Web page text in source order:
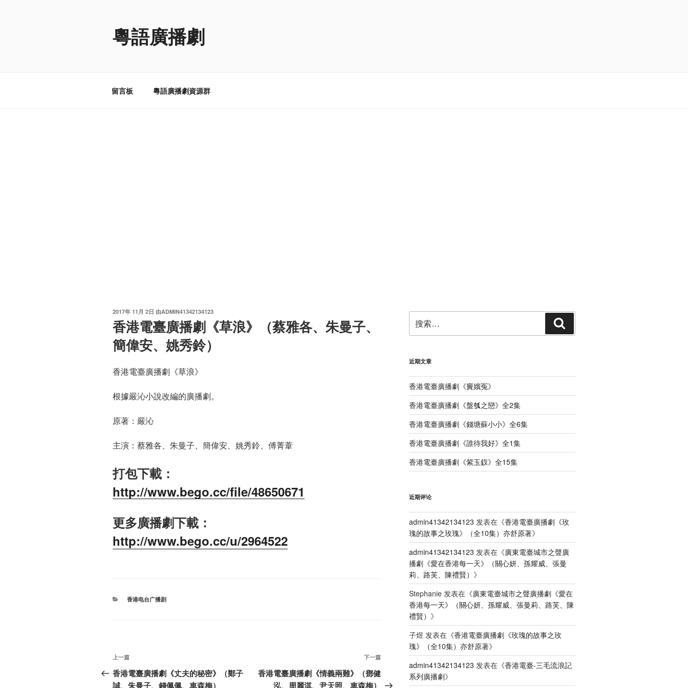
粵語廣播劇
留言板 粵語廣播劇資源群
发
布
于
2017年 11月 2日 由ADMIN41342134123
香港電臺廣播劇《草浪》（蔡雅各、朱曼子、
簡偉安、姚秀鈴）
香港電臺廣播劇《草浪》
根據嚴沁小說改編的廣播劇。
原著：嚴沁
主演：蔡雅各、朱曼子、簡偉安、姚秀鈴、傅菁葦
打包下載：
http://www.bego.cc/file/48650671
更多廣播劇下載：
http://www.bego.cc/u/2964522
分
香港电台广播剧
文
章
上
一
篇
上一篇
香港電臺廣播劇《丈夫的秘密》（鄭子
誠、朱曼子、錢佩佩、車森梅）
下
一
篇
下一篇
香港電臺廣播劇《情義兩難》（鄧健
泓、周麗淇、尹天照、車森梅）
索：
索
近期文章
香港電臺廣播劇《竇娥冤》
香港電臺廣播劇《盤瓠之戀》全2集
香港電臺廣播劇《錢塘蘇小小》全6集
香港電臺廣播劇《誰待我好》全1集
香港電臺廣播劇《紫玉釵》全15集
近期评论
admin41342134123 发表在《香港電臺廣播劇《玫
瑰的故事之玫瑰》（全10集）亦舒原著》
admin41342134123 发表在《廣東電臺城市之聲廣
播劇《愛在香港每一天》（關心妍、孫耀威、張曼
莉、路芙、陳禮賢） 》
Stephanie发表在《廣東電臺城市之聲廣播劇《愛在
香港每一天》（關心妍、孫耀威、張曼莉、路芙、陳
禮賢） 》
子煜 发表在《香港電臺廣播劇《玫瑰的故事之玫
瑰》（全10集）亦舒原著》
admin41342134123 发表在《香港電臺-三毛流浪記
系列廣播劇》